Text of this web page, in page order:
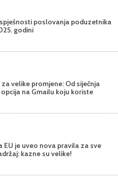
poslovanja poduzetnika
godini
velike promjene: Od siječnja
opcija na Gmailu koju koriste
EU je uveo nova pravila za sve
kazne su velike!